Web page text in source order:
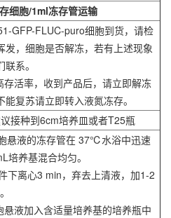
细胞/1ml冻存管运输
GFP-FLUC-puro细胞到货，请检
发，细胞是否解冻，若有上述现象
系。
存活率，收到产品后，请立即解冻
复苏请立即转入液氮冻存。
接种到6cm培养皿或者T25瓶
悬液的冻存管在 37℃水浴中迅速
培养基混合均匀。
下离心3 min，弃去上清液，加1-2
液加入含适量培养基的培养瓶中